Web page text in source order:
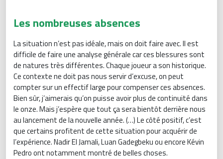
Les nombreuses absences
La situation n’est pas idéale, mais on doit faire avec. Il est
difficile de faire une analyse générale car ces blessures sont
de natures très différentes. Chaque joueur a son historique.
Ce contexte ne doit pas nous servir d’excuse, on peut
compter sur un effectif large pour compenser ces absences.
Bien sûr, j’aimerais qu’on puisse avoir plus de continuité dans
le onze. Mais j’espère que tout ça sera bientôt derrière nous
au lancement de la nouvelle année. (…) Le côté positif, c’est
que certains profitent de cette situation pour acquérir de
l’expérience. Nadir El Jamali, Luan Gadegbeku ou encore Kévin
Pedro ont notamment montré de belles choses.